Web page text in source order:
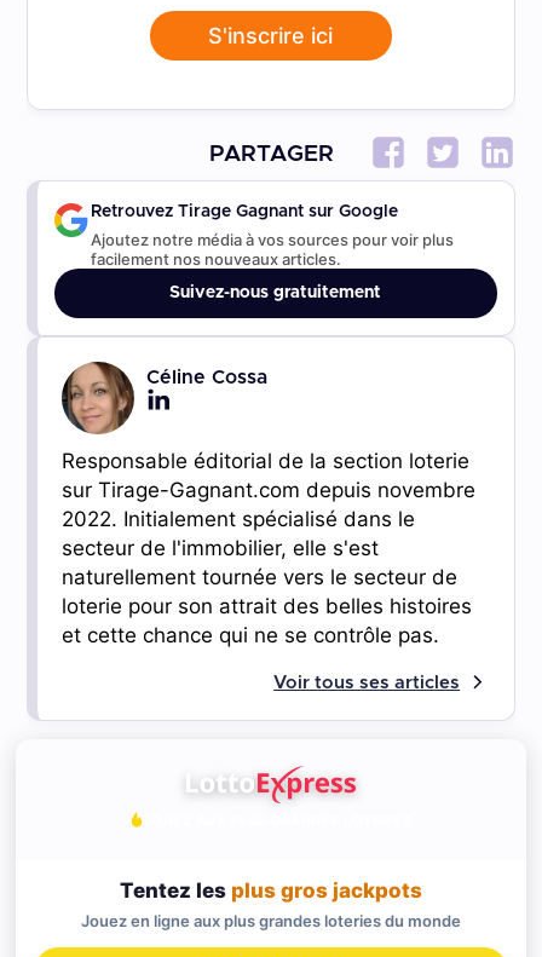
S'inscrire ici
PARTAGER
Retrouvez Tirage Gagnant sur Google
Ajoutez notre média à vos sources pour voir plus
facilement nos nouveaux articles.
Suivez-nous gratuitement
Céline Cossa
Responsable éditorial de la section loterie
sur Tirage-Gagnant.com depuis novembre
2022. Initialement spécialisé dans le
secteur de l'immobilier, elle s'est
naturellement tournée vers le secteur de
loterie pour son attrait des belles histoires
et cette chance qui ne se contrôle pas.
Voir tous ses articles
Tentez les plus gros jackpots
Jouez en ligne aux plus grandes loteries du monde